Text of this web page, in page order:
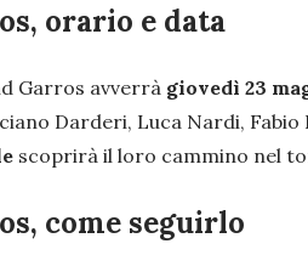
orario e data
Garros avverrà giovedì 23
Darderi, Luca Nardi,
scoprirà il loro cammino nel
come seguirlo